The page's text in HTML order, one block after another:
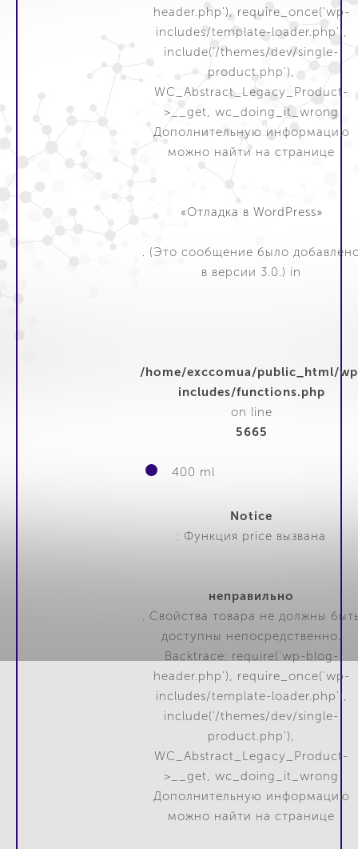
header.php'), require_once('wp-
includes/template-loader.php'),
include('/themes/dev/single-
product.php'),
WC_Abstract_Legacy_Product-
>__get, wc_doing_it_wrong
Дополнительную информацию
можно найти на странице
«Отладка в WordPress»
. (Это сообщение было
в версии 3.0.) in
/home/exccomua/public_html/
includes/functions.php
on line
5665
400 ml
Notice
: Функция price вызвана
неправильно
. Свойства товара не должны
доступны непосредственно.
Backtrace: require('wp-blog-
header.php'), require_once('wp-
includes/template-loader.php'),
include('/themes/dev/single-
product.php'),
WC_Abstract_Legacy_Product-
>__get, wc_doing_it_wrong
Дополнительную информацию
можно найти на странице